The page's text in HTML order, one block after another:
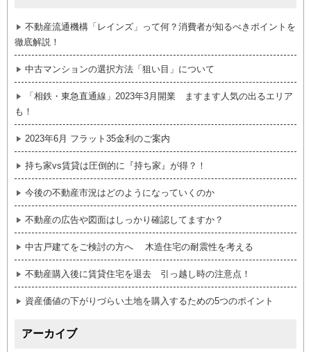
不動産流通機構「レインズ」って何？消費者が知るべきポイントを
徹底解説！
中古マンションの選択方法「狙い目」について
「相鉄・東急直通線」2023年3月開業 ますます人気の出るエリア
も！
2023年6月 フラット35金利のご案内
持ち家vs賃貸は圧倒的に『持ち家』が得？！
今後の不動産市況はどのようになっていくのか
不動産の広告や図面はしっかり確認してますか？
中古戸建てをご検討の方へ 木造住宅の耐震性を考える
不動産購入後に賃貸住宅を退去 引っ越し時の注意点！
資産価値の下がりづらい土地を購入するための5つのポイント
アーカイブ